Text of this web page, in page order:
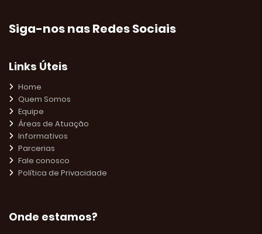
Siga-nos nas Redes Sociais
Links Úteis
Home
Quem Somos
Equipe
Áreas de Atuação
Informativos
Parcerias
Fale conosco
Política de Privacidade
Onde estamos?